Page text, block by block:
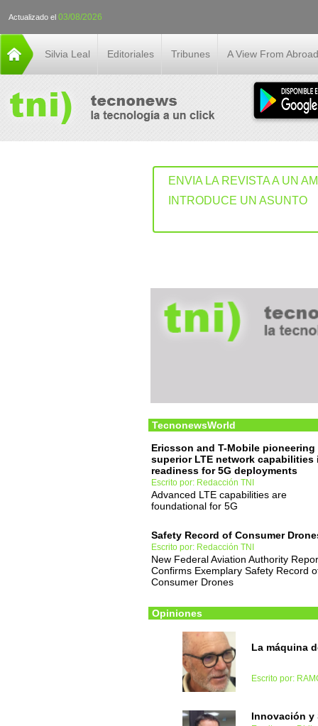
Actualizado el 03/08/2026
Silvia Leal Editoriales Tribunes A View From Abroad
ENVIA LA REVISTA A UN
INTRODUCE UN ASUNTO
TecnonewsWorld
Ericsson and T-Mobile pioneering
superior LTE network capabilities
readiness for 5G deployments
Escrito por: Redacción TNI
Advanced LTE capabilities are
foundational for 5G
Safety Record of Consumer
Escrito por: Redacción TNI
New Federal Aviation Authority
Confirms Exemplary Safety Record
Consumer Drones
Opiniones
La máquina
Escrito por:
Innovación y